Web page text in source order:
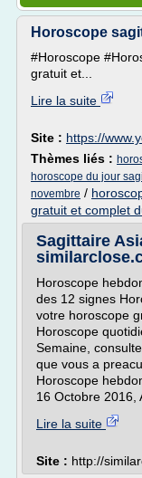
Horoscope
#Horoscope
gratuit et...
Lire la suite
Site : https://
Thèmes liés :
horoscope du jour
novembre /
gratuit et complet
Sagittaire
Horoscope
des 12 signes
votre horoscope
Horoscope
Semaine,
que vous a
Horoscope
16 Octobre 2016,
Lire la suite
Site : http://